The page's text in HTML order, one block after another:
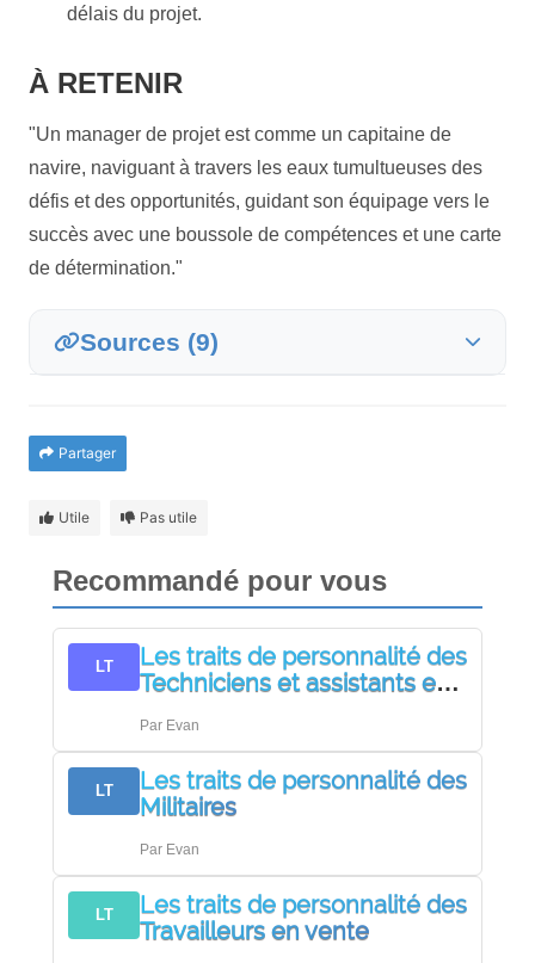
délais du projet.
À RETENIR
"Un manager de projet est comme un capitaine de
navire, naviguant à travers les eaux tumultueuses des
défis et des opportunités, guidant son équipage vers le
succès avec une boussole de compétences et une carte
de détermination."
Sources (9)
Partager
Utile Pas utile
Recommandé pour vous
LT
Les traits de personnalité des
Techniciens et assistants en
Par Evan
LT
Les traits de personnalité des
Militaires
Par Evan
LT
Les traits de personnalité des
Travailleurs en vente